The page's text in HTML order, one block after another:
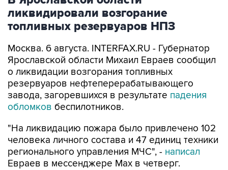
ликвидировали возгорание
топливных резервуаров НПЗ
Москва. 6 августа. INTERFAX.RU - Губернатор
Ярославской области Михаил Евраев сообщил
о ликвидации возгорания топливных
резервуаров нефтеперерабатывающего
завода, загоревшихся в результате падения
обломков беспилотников.
"На ликвидацию пожара было привлечено 102
человека личного состава и 47 единиц техники
регионального управления МЧС", - написал
Евраев в мессенджере Мах в четверг.